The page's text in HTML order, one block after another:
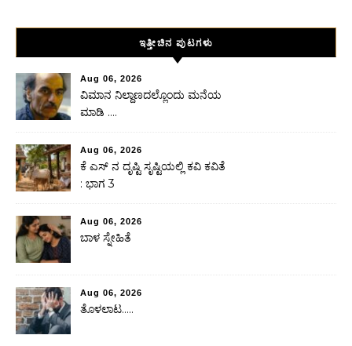
ಇತ್ತೀಚಿನ ಪುಟಗಳು
Aug 06, 2026
ವಿಮಾನ ನಿಲ್ದಾಣದಲ್ಲೊಂದು ಮನೆಯ
ಮಾಡಿ ….
Aug 06, 2026
ಕೆ ಎಸ್ ನ ದೃಷ್ಟಿ ಸೃಷ್ಟಿಯಲ್ಲಿ ಕವಿ ಕವಿತೆ
: ಭಾಗ 3
Aug 06, 2026
ಬಾಳ ಸ್ನೇಹಿತೆ
Aug 06, 2026
ತೊಳಲಾಟ…..